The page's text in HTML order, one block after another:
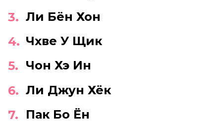
Ли Бён Хон
Чхве У Щик
Чон Хэ Ин
Ли Джун Хёк
Пак Бо Ён